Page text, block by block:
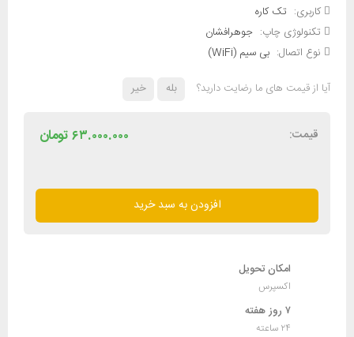
کاربری: تک کاره
تکنولوژی چاپ: جوهرافشان
نوع اتصال: بی سیم (WiFi)
آیا از قیمت های ما رضایت دارید؟ بله خیر
قیمت: تومان۶۳.۰۰۰.۰۰۰
جوهرافشان
EcoTank
L8050
افزودن به سبد خرید
امکان تحویل
اکسپرس
۷ روز هفته
۲۴ ساعته